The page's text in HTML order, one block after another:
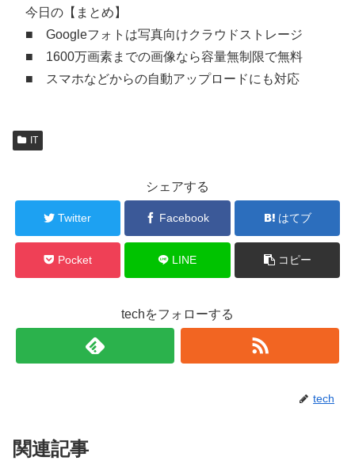
今日の【まとめ】
■ Googleフォトは写真向けクラウドストレージ
■ 1600万画素までの画像なら容量無制限で無料
■ スマホなどからの自動アップロードにも対応
IT
シェアする
Twitter Facebook はてブ
Pocket LINE コピー
techをフォローする
tech
関連記事